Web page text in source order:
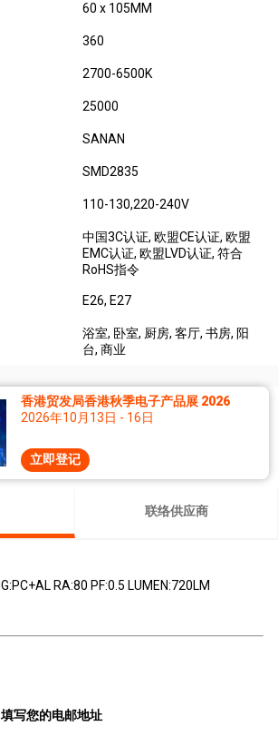
60 x 105MM
360
2700-6500K
25000
SANAN
SMD2835
110-130,220-240V
中国3C认证, 欧盟CE认证, 欧盟
EMC认证, 欧盟LVD认证, 符合
RoHS指令
E26, E27
浴室, 卧室, 厨房, 客厅, 书房, 阳
台, 商业
香港贸发局香港秋季电子产品展 2026
2026年10月13日 - 16日
立即登记
联络供应商
RA:80 PF:0.5 LUMEN:720LM
填写您的电邮地址